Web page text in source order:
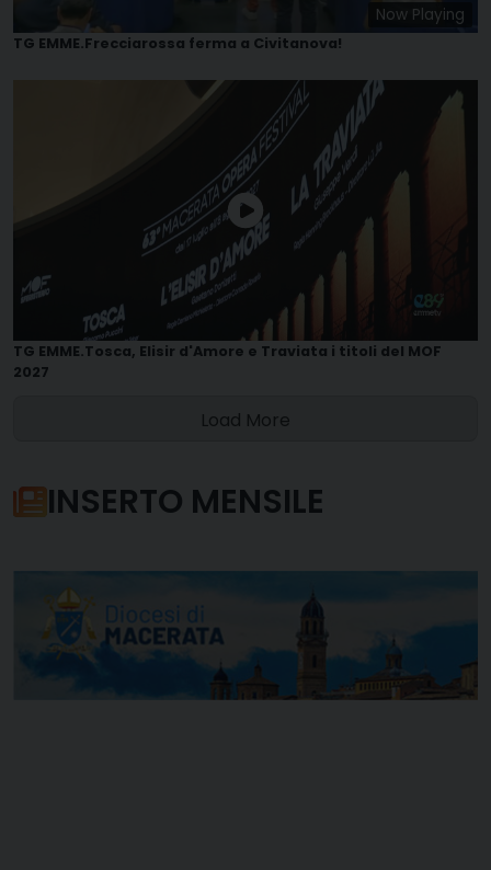
Now Playing
TG EMME.Frecciarossa ferma a Civitanova!
TG EMME.Tosca, Elisir d'Amore e Traviata i titoli del MOF
2027
Load More
INSERTO MENSILE